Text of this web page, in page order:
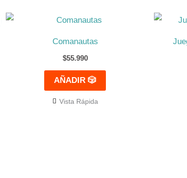
Comanautas
$55.990
AÑADIR 🎲
Vista Rápida